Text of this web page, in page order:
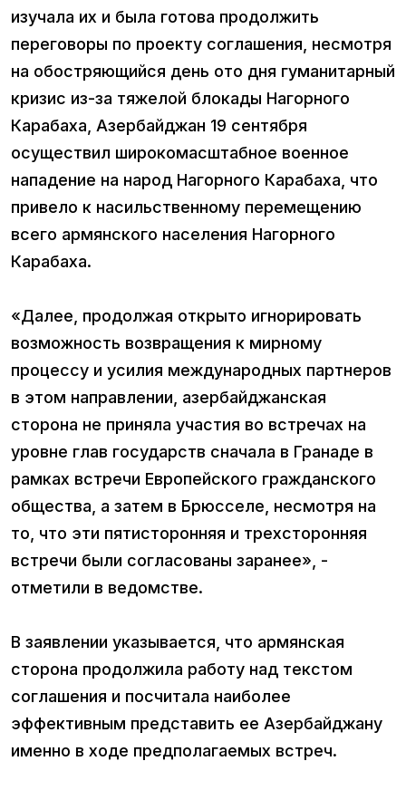
изучала их и была готова продолжить
переговоры по проекту соглашения, несмотря
на обостряющийся день ото дня гуманитарный
кризис из-за тяжелой блокады Нагорного
Карабаха, Азербайджан 19 сентября
осуществил широкомасштабное военное
нападение на народ Нагорного Карабаха, что
привело к насильственному перемещению
всего армянского населения Нагорного
Карабаха.
«Далее, продолжая открыто игнорировать
возможность возвращения к мирному
процессу и усилия международных партнеров
в этом направлении, азербайджанская
сторона не приняла участия во встречах на
уровне глав государств сначала в Гранаде в
рамках встречи Европейского гражданского
общества, а затем в Брюсселе, несмотря на
то, что эти пятисторонняя и трехсторонняя
встречи были согласованы заранее», -
отметили в ведомстве.
В заявлении указывается, что армянская
сторона продолжила работу над текстом
соглашения и посчитала наиболее
эффективным представить ее Азербайджану
именно в ходе предполагаемых встреч.